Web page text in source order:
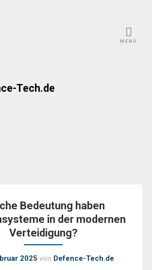
Tech.de
MENU
Bedeutung haben
in der modernen
Verteidigung?
2025 von Defence-Tech.de